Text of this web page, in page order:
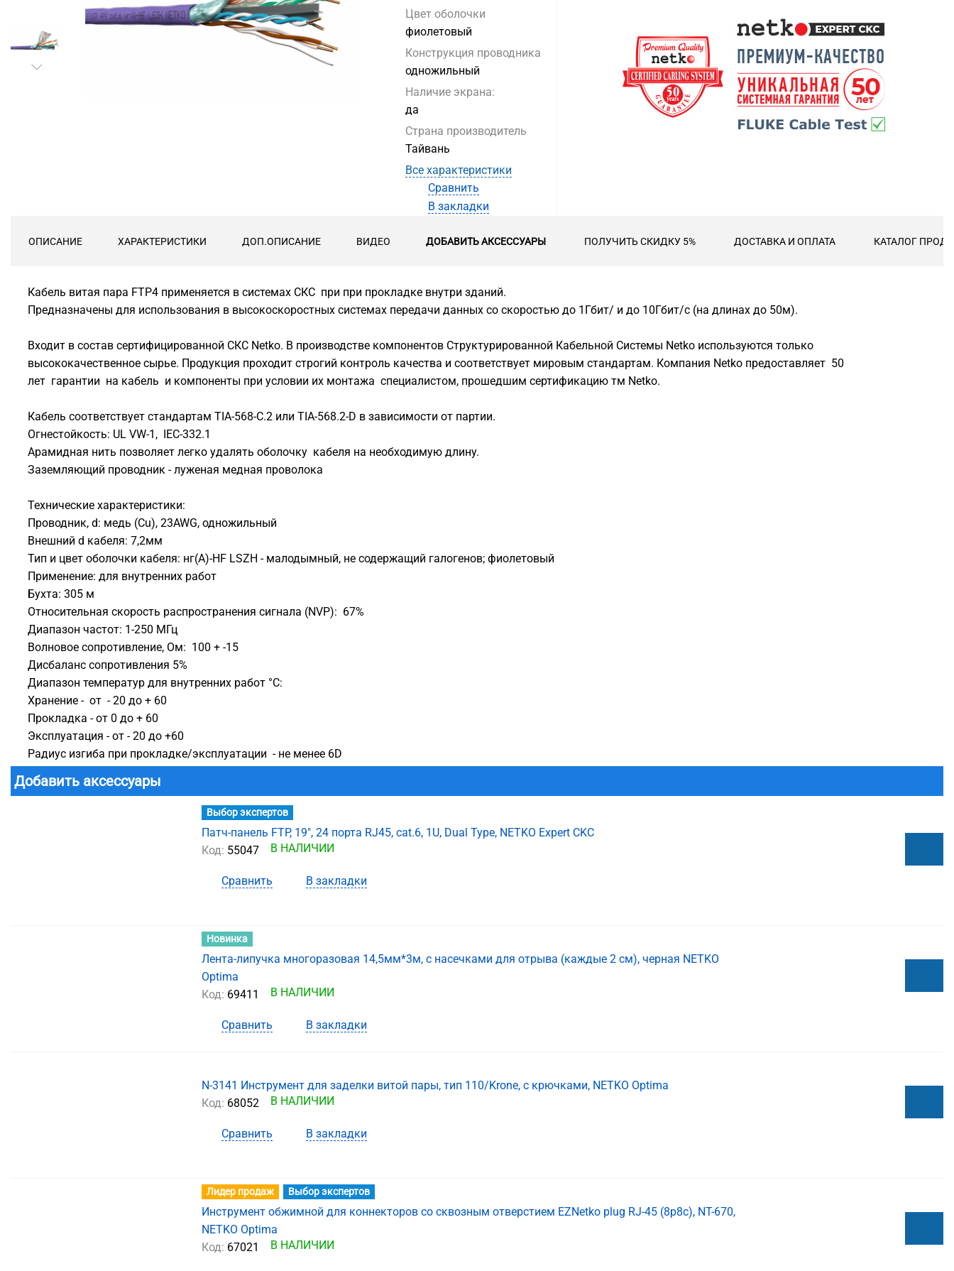
Цвет оболочки
фиолетовый
Конструкция проводника
одножильный
Наличие экрана:
да
Страна производитель
Тайвань
Все характеристики
Сравнить
В закладки
ОПИСАНИЕ ХАРАКТЕРИСТИКИ ДОП.ОПИСАНИЕ ВИДЕО ДОБАВИТЬ АКСЕССУАРЫ ПОЛУЧИТЬ СКИДКУ 5% ДОСТАВКА И ОПЛАТА КАТАЛОГ
Кабель витая пара FTP4 применяется в системах СКС при при прокладке внутри зданий.
Предназначены для использования в высокоскоростных системах передачи данных со скоростью до 1Гбит/ и до 10Гбит/с (на длинах до 50м).
Входит в состав сертифицированной СКС Netko. В производстве компонентов Структурированной Кабельной Системы Netko используются только
высококачественное сырье. Продукция проходит строгий контроль качества и соответствует мировым стандартам. Компания Netko предоставляет 50
лет гарантии на кабель и компоненты при условии их монтажа специалистом, прошедшим сертификацию тм Netko.
Кабель соответствует стандартам TIA-568-С.2 или TIA-568.2-D в зависимости от партии.
Огнестойкость: UL VW-1, IEC-332.1
Арамидная нить позволяет легко удалять оболочку кабеля на необходимую длину.
Заземляющий проводник - луженая медная проволока
Технические характеристики:
Проводник, d: медь (Cu), 23AWG, одножильный
Внешний d кабеля: 7,2мм
Тип и цвет оболочки кабеля: нг(А)-HF LSZH - малодымный, не содержащий галогенов; фиолетовый
Применение: для внутренних работ
Бухта: 305 м
Относительная скорость распространения сигнала (NVP): 67%
Диапазон частот: 1-250 МГц
Волновое сопротивление, Ом: 100 + -15
Дисбаланс сопротивления 5%
Диапазон температур для внутренних работ °С:
Хранение - от - 20 до + 60
Прокладка - от 0 до + 60
Эксплуатация - от - 20 до +60
Радиус изгиба при прокладке/эксплуатации - не менее 6D
Добавить аксессуары
Выбор экспертов
Патч-панель FTP, 19", 24 порта RJ45, cat.6, 1U, Dual Type, NETKO Expert CKC
Код: 55047 В НАЛИЧИИ
Сравнить В закладки
Новинка
Лента-липучка многоразовая 14,5мм*3м, с насечками для отрыва (каждые 2 см), черная NETKO
Optima
Код: 69411 В НАЛИЧИИ
Сравнить В закладки
N-3141 Инструмент для заделки витой пары, тип 110/Krone, с крючками, NETKO Optima
Код: 68052 В НАЛИЧИИ
Сравнить В закладки
Лидер продаж Выбор экспертов
Инструмент обжимной для коннекторов со сквозным отверстием EZNetko plug RJ-45 (8p8c), NT-670,
NETKO Optima
Код: 67021 В НАЛИЧИИ